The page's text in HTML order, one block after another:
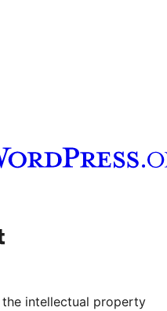
문하기
intellectual property